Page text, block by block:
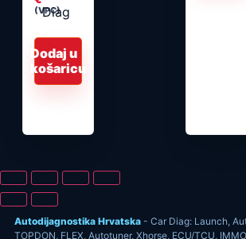
(VPC)
Dodaj u
košaricu
Autodijagnostika Hrvatska - Car Diag: Launch,
TOPDON, FLEX, Autotuner, Xhorse, ECU/TCU,